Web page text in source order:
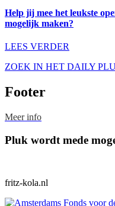
Help jij mee het leukste
mogelijk maken?
LEES VERDER
ZOEK IN HET DAILY
Footer
Meer info
Pluk wordt mede
fritz-kola.nl